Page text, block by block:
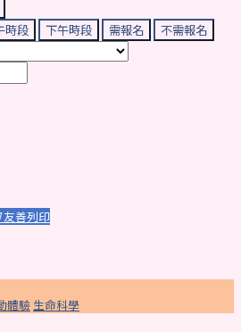
時段 下午時段 需報名
不需報名
友善列印
體驗生命科學